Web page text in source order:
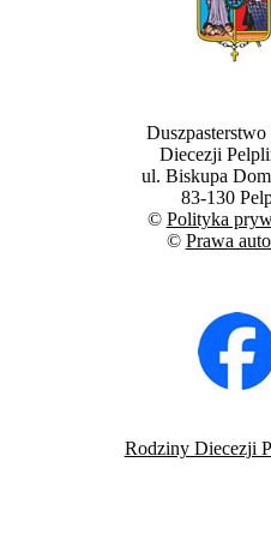
Diecezji
ul. Biskupa
83-130
© Polityka
© Prawa
Rodziny Diecezji